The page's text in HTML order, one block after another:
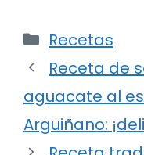
Categorías
Recetas
Receta de
aguacate al
Arguiñano: